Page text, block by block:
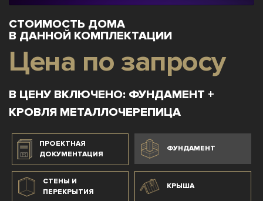
СТОИМОСТЬ ДОМА
В ДАННОЙ КОМПЛЕКТАЦИИ
Цена по запросу
В ЦЕНУ ВКЛЮЧЕНО: ФУНДАМЕНТ +
КРОВЛЯ МЕТАЛЛОЧЕРЕПИЦА
ПРОЕКТНАЯ
ДОКУМЕНТАЦИЯ
ФУНДАМЕНТ
СТЕНЫ И
ПЕРЕКРЫТИЯ
КРЫША